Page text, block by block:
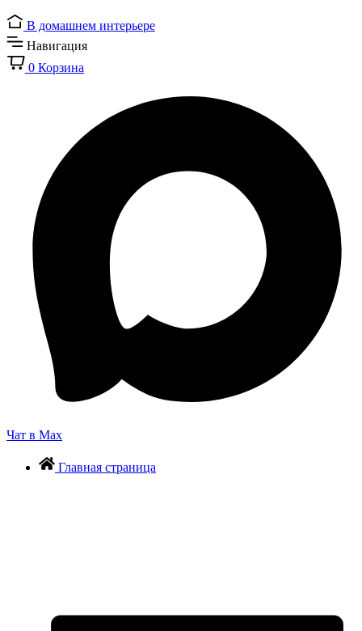
В домашнем интерьере
Навигация
0 Корзина
Чат в Max
Главная страница